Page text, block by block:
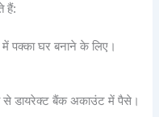
हैं:
में पक्का घर बनाने के लिए।
से डायरेक्ट बैंक अकाउंट में पैसे।